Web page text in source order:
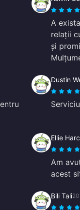
A
relații
și
Dustin
Ellie
Am
acest
Bili Tali